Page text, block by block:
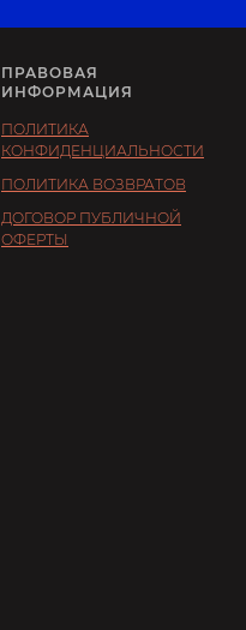
ПРАВОВАЯ
ИНФОРМАЦИЯ
ПОЛИТИКА
КОНФИДЕНЦИАЛЬНОСТИ
ПОЛИТИКА ВОЗВРАТОВ
ДОГОВОР ПУБЛИЧНОЙ
ОФЕРТЫ